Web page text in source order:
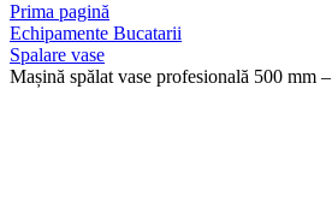
Prima pagină
Echipamente Bucatarii
Spalare vase
Mașină spălat vase profesională 500